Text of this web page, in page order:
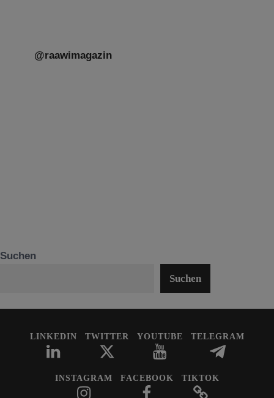
@raawimagazin
Suchen
Suchen
LINKEDIN TWITTER YOUTUBE TELEGRAM
INSTAGRAM FACEBOOK TIKTOK